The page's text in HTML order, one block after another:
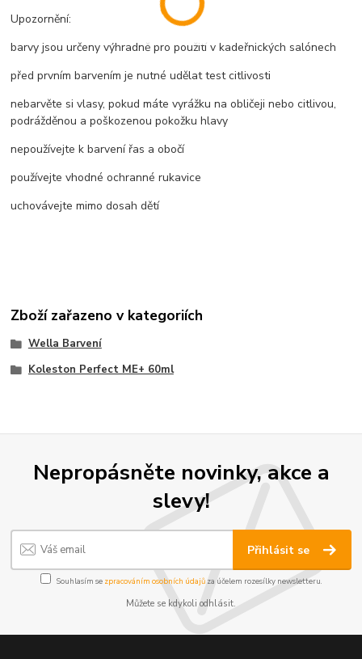
Upozornění:
barvy jsou určeny výhradně pro použití v kadeřnických salónech
před prvním barvením je nutné udělat test citlivosti
nebarvěte si vlasy, pokud máte vyrážku na obličeji nebo citlivou,
podrážděnou a poškozenou pokožku hlavy
nepoužívejte k barvení řas a obočí
používejte vhodné ochranné rukavice
uchovávejte mimo dosah dětí
Zboží zařazeno v kategoriích
Wella Barvení
Koleston Perfect ME+ 60ml
Nepropásněte novinky, akce a
slevy!
Přihlásit se
Souhlasím se zpracováním osobních údajůza účelem rozesílky newsletteru.
Můžete se kdykoli odhlásit.